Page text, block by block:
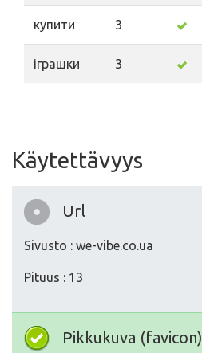
купити 3
іграшки 3
Käytettävyys
Url
Sivusto : we-vibe.co.ua
Pituus : 13
Pikkukuva (favicon)